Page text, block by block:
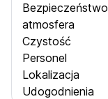
Bezpieczeństwo
atmosfera
Czystość
Personel
Lokalizacja
Udogodnienia